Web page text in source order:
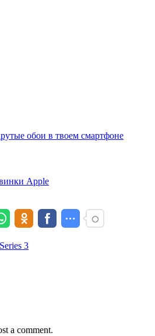
обои в твоем смартфоне
Apple
3
a comment.